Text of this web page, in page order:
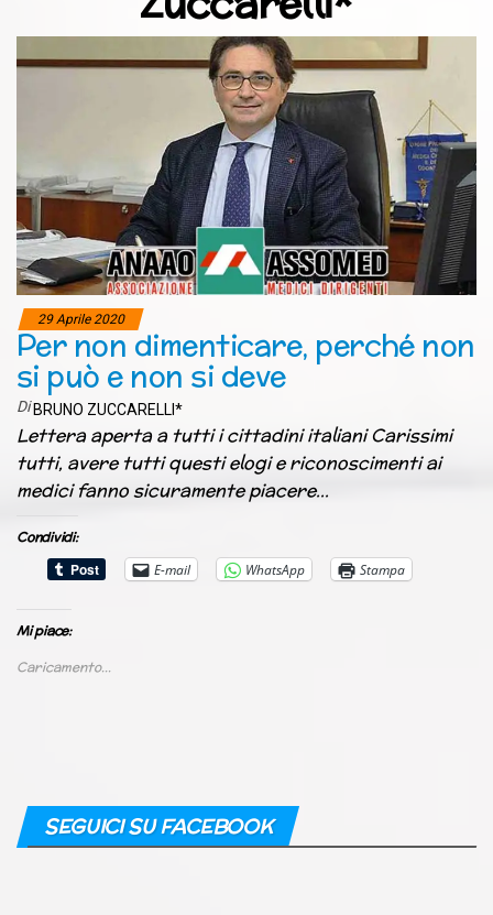
29 Aprile 2020
Per non dimenticare, perché non
si può e non si deve
Di BRUNO ZUCCARELLI*
Lettera aperta a tutti i cittadini italiani Carissimi
tutti, avere tutti questi elogi e riconoscimenti ai
medici fanno sicuramente piacere…
Condividi:
E-mail
WhatsApp Stampa
Mi piace:
Caricamento...
SEGUICI SU FACEBOOK